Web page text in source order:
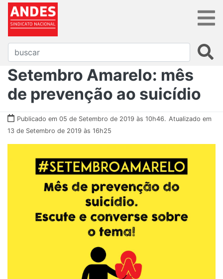
Setembro Amarelo: mês
de prevenção ao suicídio
Publicado em 05 de Setembro de 2019 às 10h46. Atualizado em
13 de Setembro de 2019 às 16h25